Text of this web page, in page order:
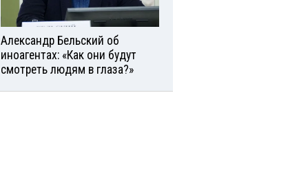
Александр Бельский об
иноагентах: «Как они будут
смотреть людям в глаза?»